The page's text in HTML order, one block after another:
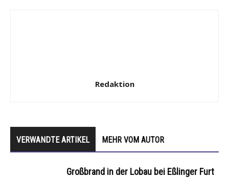
Redaktion
VERWANDTE ARTIKEL MEHR VOM AUTOR
Großbrand in der Lobau bei Eßlinger Furt